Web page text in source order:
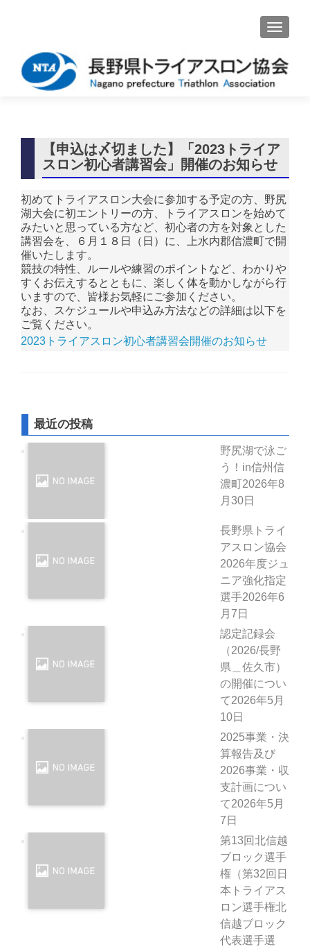
ナビゲ
【申込は〆切ました】「2023トライア
スロン初心者講習会」開催のお知らせ
初めてトライアスロン大会に参加する予定の方、野尻
湖大会に初エントリーの方、トライアスロンを始めて
みたいと思っている方など、初心者の方を対象とした
講習会を、６月１８日（日）に、上水内郡信濃町で開
催いたします。
競技の特性、ルールや練習のポイントなど、わかりや
すくお伝えするとともに、楽しく体を動かしながら行
いますので、皆様お気軽にご参加ください。
なお、スケジュールや申込み方法などの詳細は以下を
ご覧ください。
2023トライアスロン初心者講習会開催のお知らせ
最近の投稿
野尻湖で泳ご
う！in信州信
濃町 2026年8
月30日
長野県トライ
アスロン協会
2026年度ジュ
ニア強化指定
選手2026年6
月7日
認定記録会
（2026/長野
県＿佐久市）
の開催につい
て2026年5月
10日
2025事業・決
算報告及び
2026事業・収
支計画につい
て2026年5月
7日
第13回北信越
ブロック選手
権（第32回日
本トライアス
ロン選手権北
信越ブロック
代表選手選